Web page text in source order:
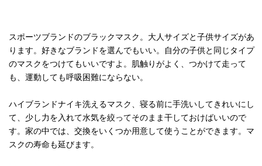
スポーツブランドのブラックマスク。大人サイズと子供サイズがあ
ります。好きなブランドを選んでもいい。自分の子供と同じタイプ
のマスクをつけてもいいですよ。肌触りがよく、つかけて走って
も、運動しても呼吸困難にならない。
ハイブランドナイキ洗えるマスク、寝る前に手洗いしてきれいにし
て、少し力を入れて水気を絞ってそのまま干しておけばいいので
す。家の中では、交換をいくつか用意して使うことができます。マ
スクの寿命も延びます。